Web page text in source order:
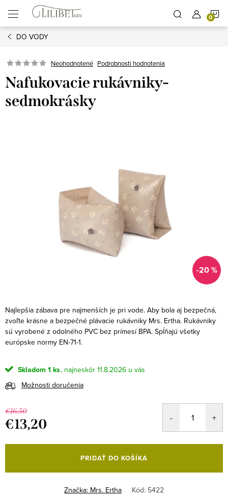
obsah
DO VODY
Neohodnotené Podrobnosti hodnotenia
Nafukovacie rukávniky-
sedmokrásky
-20 %
Najlepšia zábava pre najmenších je pri vode. Aby bola aj bezpečná,
zvoľte krásne a bezpečné plávacie rukávniky Mrs. Ertha. Rukávniky
sú vyrobené z odolného PVC bez prímesí BPA. Spĺňajú všetky
európske normy EN-71-1.
Skladom 1 ks
11.8.2026
Možnosti doručenia
€16,50
€13,20
cena:
PRIDAŤ DO KOŠÍKA
Značka: Mrs. Ertha Kód: 5422